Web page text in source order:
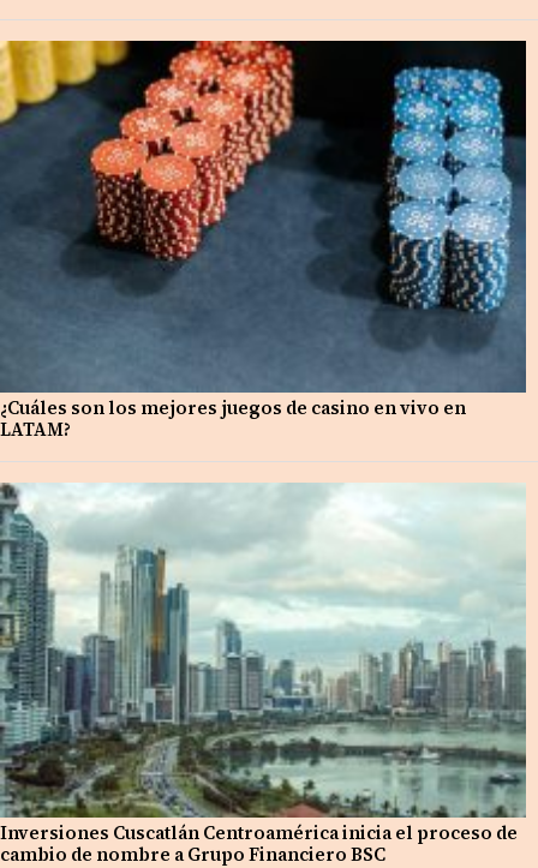
¿Cuáles son los mejores juegos de casino en vivo en
LATAM?
Inversiones Cuscatlán Centroamérica inicia el proceso de
cambio de nombre a Grupo Financiero BSC